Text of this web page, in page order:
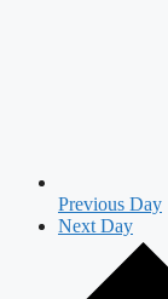
Previous Day
Next Day